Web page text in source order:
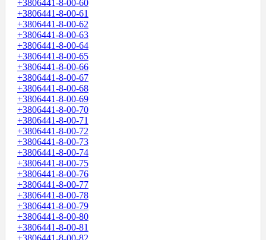
+3806441-8-00-60
+3806441-8-00-61
+3806441-8-00-62
+3806441-8-00-63
+3806441-8-00-64
+3806441-8-00-65
+3806441-8-00-66
+3806441-8-00-67
+3806441-8-00-68
+3806441-8-00-69
+3806441-8-00-70
+3806441-8-00-71
+3806441-8-00-72
+3806441-8-00-73
+3806441-8-00-74
+3806441-8-00-75
+3806441-8-00-76
+3806441-8-00-77
+3806441-8-00-78
+3806441-8-00-79
+3806441-8-00-80
+3806441-8-00-81
+3806441-8-00-82